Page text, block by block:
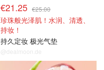
€21.25 €25.00
珍珠般光泽肌！水润、清透、
持妆！
持久定妆 极光气垫
@dealmoon.de